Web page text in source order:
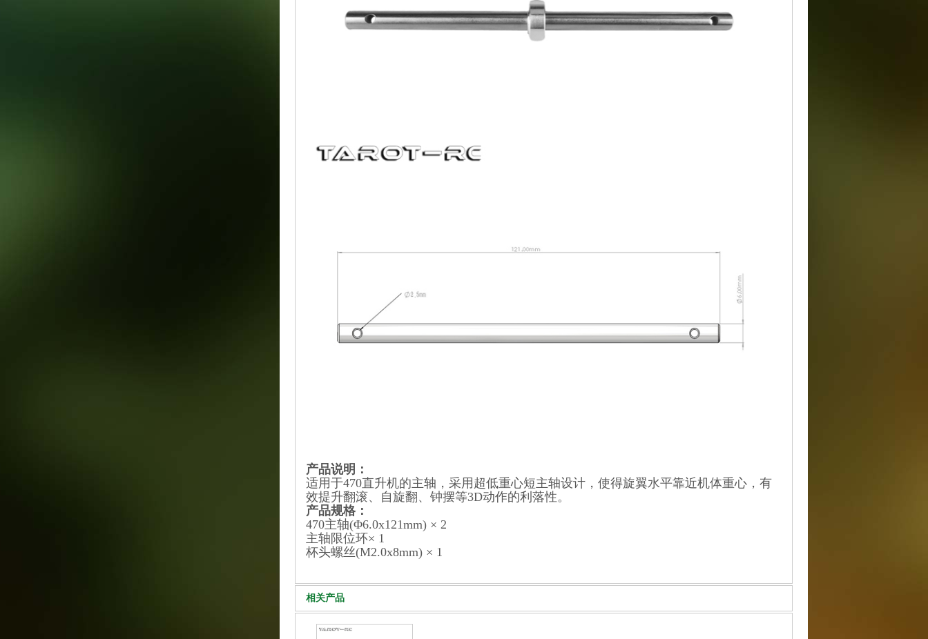
产品说明：
适用于470直升机的主轴，采用超低重心短主轴设计，使得旋翼水平靠近机体重心，有
效提升翻滚、自旋翻、钟摆等3D动作的利落性。
产品规格：
470主轴(Φ6.0x121mm) × 2
主轴限位环× 1
杯头螺丝(M2.0x8mm) × 1
相关产品